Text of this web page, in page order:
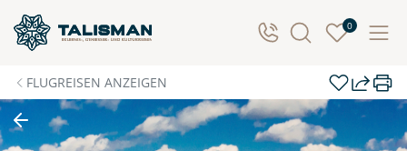
0
FLUGREISEN ANZEIGEN